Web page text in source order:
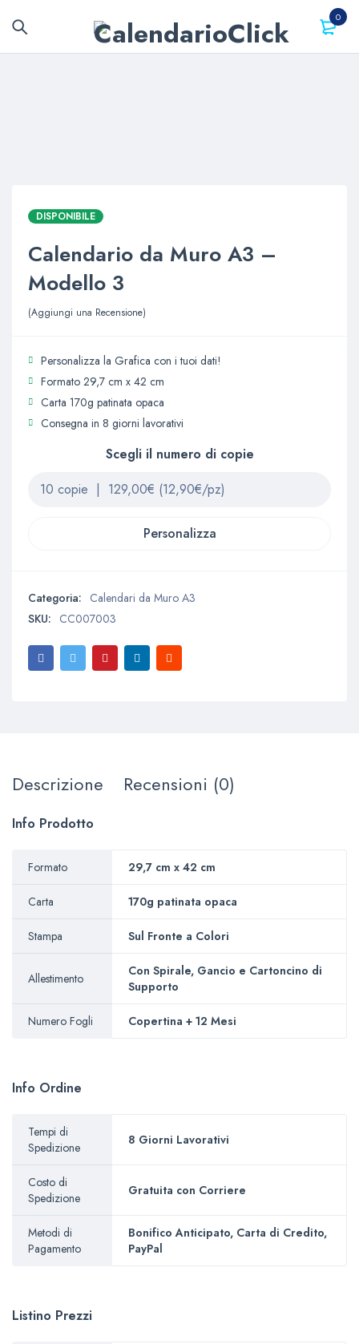
0
DISPONIBILE
Calendario da Muro A3 –
Modello 3
Aggiungi una Recensione
Personalizza la Grafica con i tuoi dati!
Formato 29,7 cm x 42 cm
Carta 170g patinata opaca
Consegna in 8 giorni lavorativi
Scegli il numero di copie
Personalizza
Categoria: Calendari da Muro A3
SKU: CC007003
Descrizione Recensioni (0)
Info Prodotto
Formato 29,7 cm x 42 cm
Carta 170g patinata opaca
Stampa Sul Fronte a Colori
Allestimento
Con Spirale, Gancio e Cartoncino di
Supporto
Numero Fogli Copertina + 12 Mesi
Info Ordine
Tempi di
Spedizione
8 Giorni Lavorativi
Costo di
Spedizione
Gratuita con Corriere
Metodi di
Pagamento
Bonifico Anticipato, Carta di Credito,
PayPal
Listino Prezzi